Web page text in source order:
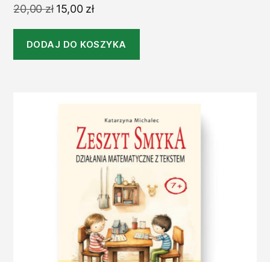
20,00zł Pierwotna
wynosiła:
20,00 zł.
15,00 złAktualna
wynosi:
15,00 zł.
DODAJ DO KOSZYKA